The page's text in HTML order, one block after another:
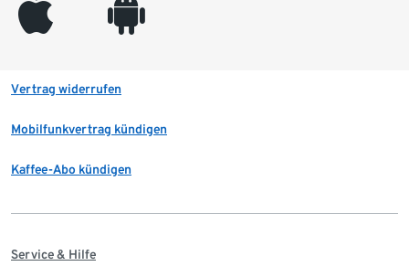
appleinc android
Vertrag widerrufen
Mobilfunkvertrag kündigen
Kaffee-Abo kündigen
Service & Hilfe